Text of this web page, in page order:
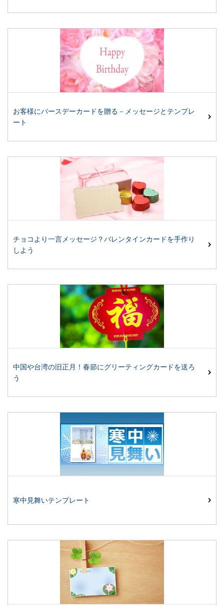
お客様にバースデーカードを贈る－メッセージとテンプレ
ート
チョコより一言メッセージ？バレンタインカードを手作り
しよう
中国や台湾の旧正月！春節にグリーティングカードを送ろ
う
寒中見舞いテンプレート